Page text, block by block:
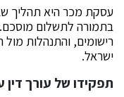
עסקת מכר היא תהליך
בתמורה לתשלום
רישומים, והתנהלות מול
ישראל.
תפקידו של עורך